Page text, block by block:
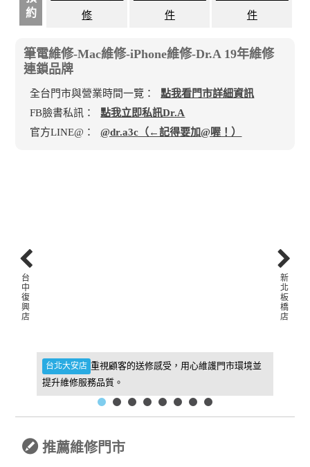
約
修
件
件
筆電維修-Mac維修-iPhone維修-Dr.A 19年維修
連鎖品牌
全台門市與營業時間一覽：
點我看門市詳細資訊
FB臉書私訊：
點我立即私訊Dr.A
官方LINE@：
@dr.a3c（←記得要加@喔！）
台北大安店 重視顧客的送修感受，用心維護門市環境並
提升維修服務品質。
新
北
板
橋
店
台
中
復
興
店
推薦維修門市